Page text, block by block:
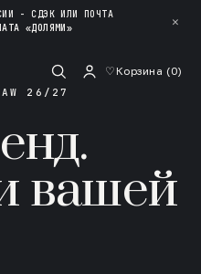
- СДЭК ИЛИ ПОЧТА
«ДОЛЯМИ» ✕
♡Корзина (0)
26/27
вашей